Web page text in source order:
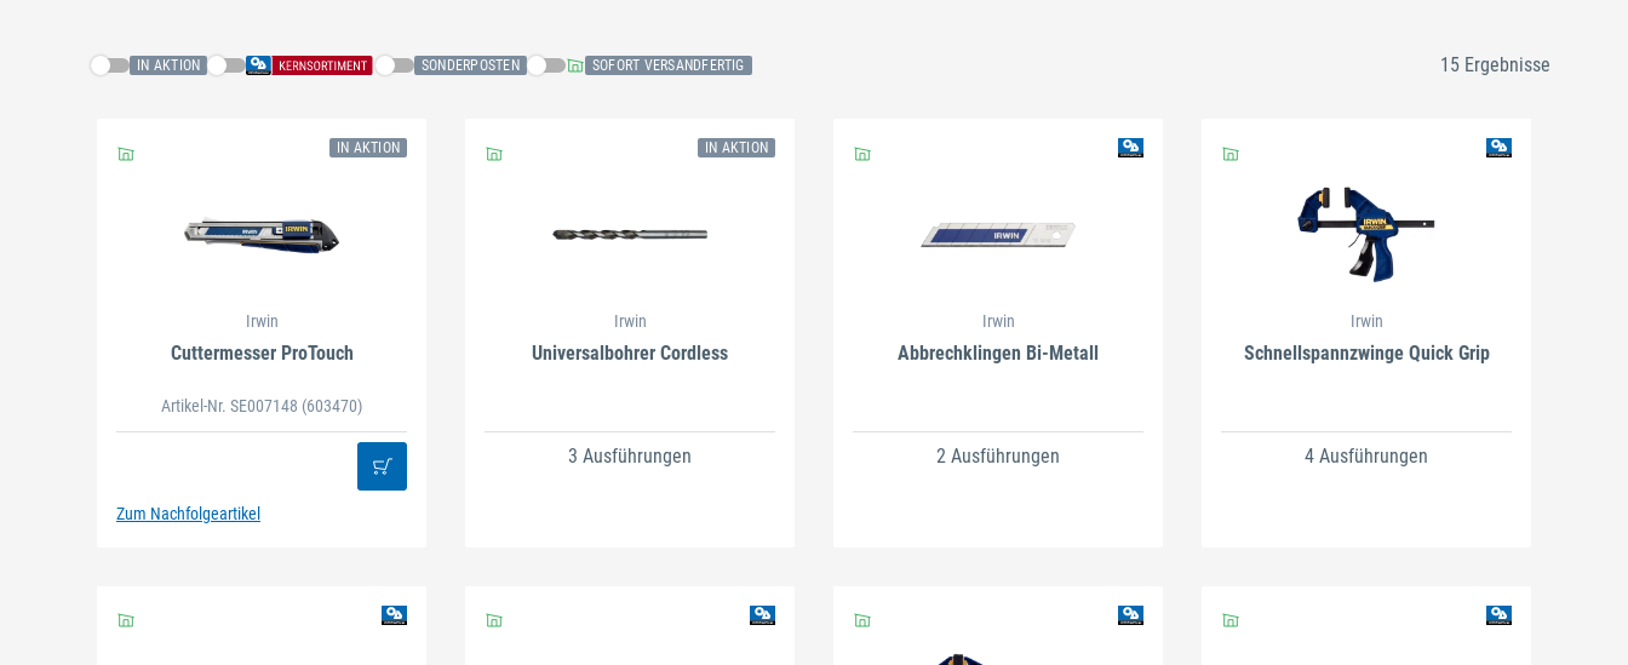
IN AKTION SONDERPOSTEN SOFORT VERSANDFERTIG 15 Ergebnisse
IN AKTION
Irwin
Cuttermesser ProTouch
Artikel-Nr. SE007148 (603470)
Zum Nachfolgeartikel
IN AKTION
Irwin
Universalbohrer Cordless
3 Ausführungen
Irwin
Abbrechklingen Bi-Metall
2 Ausführungen
Irwin
Schnellspannzwinge Quick Grip
4 Ausführungen